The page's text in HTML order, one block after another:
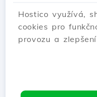
Hostico využívá,
cookies pro
provozu a